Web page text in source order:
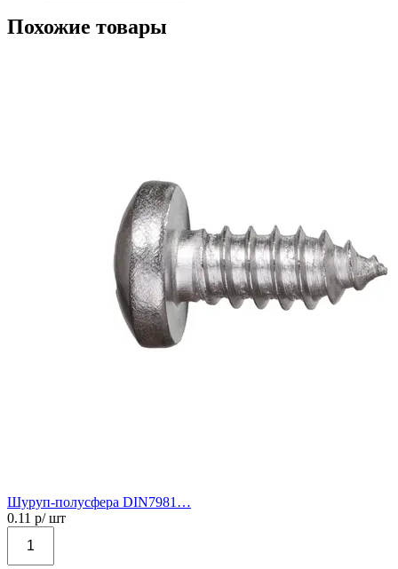
Похожие товары
Шуруп-полусфера DIN7981…
0.11 р/ шт